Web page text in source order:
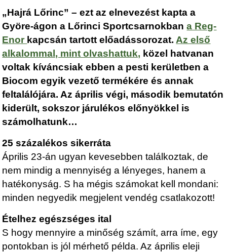
„Hajrá Lőrinc” – ezt az elnevezést kapta a
Györe-ágon a Lőrinci Sportcsarnokbana Reg-
Enor kapcsán tartott előadássorozat. Az első
alkalommal, mint olvashattuk, közel hatvanan
voltak kíváncsiak ebben a pesti kerületben a
Biocom egyik vezető termékére és annak
feltalálójára. Az április végi, második bemutatón
kiderült, sokszor járulékos előnyökkel is
számolhatunk…
25 százalékos sikerráta
Április 23-án ugyan kevesebben találkoztak, de
nem mindig a mennyiség a lényeges, hanem a
hatékonyság. S ha mégis számokat kell mondani:
minden negyedik megjelent vendég csatlakozott!
Ételhez egészséges ital
S hogy mennyire a minőség számít, arra íme, egy
pontokban is jól mérhető példa. Az április eleji